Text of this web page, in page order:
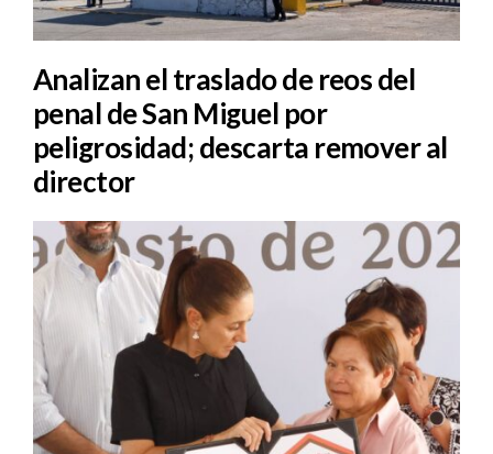
Analizan el traslado de reos del
penal de San Miguel por
peligrosidad; descarta remover al
director